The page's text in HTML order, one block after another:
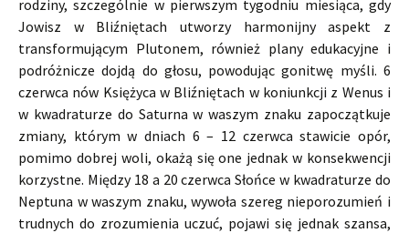
rodziny, szczególnie w pierwszym tygodniu miesiąca, gdy
Jowisz w Bliźniętach utworzy harmonijny aspekt z
transformującym Plutonem, również plany edukacyjne i
podróżnicze dojdą do głosu, powodując gonitwę myśli. 6
czerwca nów Księżyca w Bliźniętach w koniunkcji z Wenus i
w kwadraturze do Saturna w waszym znaku zapoczątkuje
zmiany, którym w dniach 6 – 12 czerwca stawicie opór,
pomimo dobrej woli, okażą się one jednak w konsekwencji
korzystne. Między 18 a 20 czerwca Słońce w kwadraturze do
Neptuna w waszym znaku, wywoła szereg nieporozumień i
trudnych do zrozumienia uczuć, pojawi się jednak szansa,